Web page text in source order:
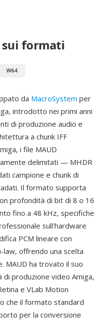
formati
W64
da MacroSystem per
introdotto nei primi anni
di produzione audio e
a chunk IFF
i file MAUD
delimitati — MHDR
campione e chunk di
Il formato supporta
profondità di bit di 8 o 16
fino a 48 kHz, specifiche
sull'hardware
PCM lineare con
law, offrendo una scelta
MAUD ha trovato il suo
di produzione video Amiga,
e VLab Motion
che il formato standard
per la conversione